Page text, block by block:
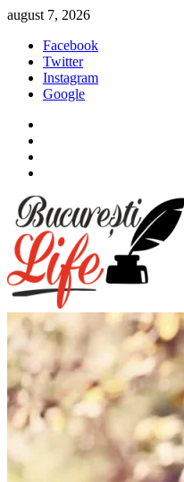
Sari
conținut
august 7, 2026
Facebook
Twitter
Instagram
Google